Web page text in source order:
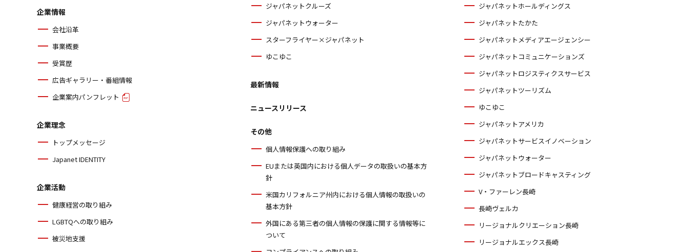
企業情報
会社沿革
事業概要
受賞歴
広告ギャラリー・番組情報
企業案内パンフレット
企業理念
トップメッセージ
Japanet IDENTITY
企業活動
健康経営の取り組み
LGBTQへの取り組み
被災地支援
ジャパネットクルーズ
ジャパネットウォーター
スターフライヤー×ジャパネット
ゆこゆこ
最新情報
ニュースリリース
その他
個人情報保護への取り組み
EUまたは英国内における個人データの取扱いの基本方
針
米国カリフォルニア州内における個人情報の取扱いの
基本方針
外国にある第三者の個人情報の保護に関する情報等に
ついて
ジャパネットホールディングス
ジャパネットたかた
ジャパネットメディアエージェンシー
ジャパネットコミュニケーションズ
ジャパネットロジスティクスサービス
ジャパネットツーリズム
ゆこゆこ
ジャパネットアメリカ
ジャパネットサービスイノベーション
ジャパネットウォーター
ジャパネットブロードキャスティング
V・ファーレン長崎
長崎ヴェルカ
リージョナルクリエーション長崎
リージョナルエックス長崎